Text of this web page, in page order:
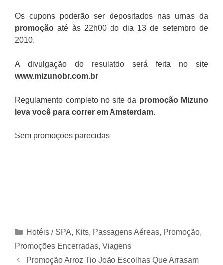
Os cupons poderão ser depositados nas urnas da
promoçãoaté às 22h00 do dia 13 de setembro de
2010.
A divulgação do resulatdo será feita no site
www.mizunobr.com.br
Regulamento completo no site da promoção Mizuno
leva você para correr em Amsterdam.
Sem promoções parecidas
Categorias
Hotéis / SPA, Kits, Passagens Aéreas, Promoção,
Promoções Encerradas, Viagens
Promoção Arroz Tio João Escolhas Que Arrasam